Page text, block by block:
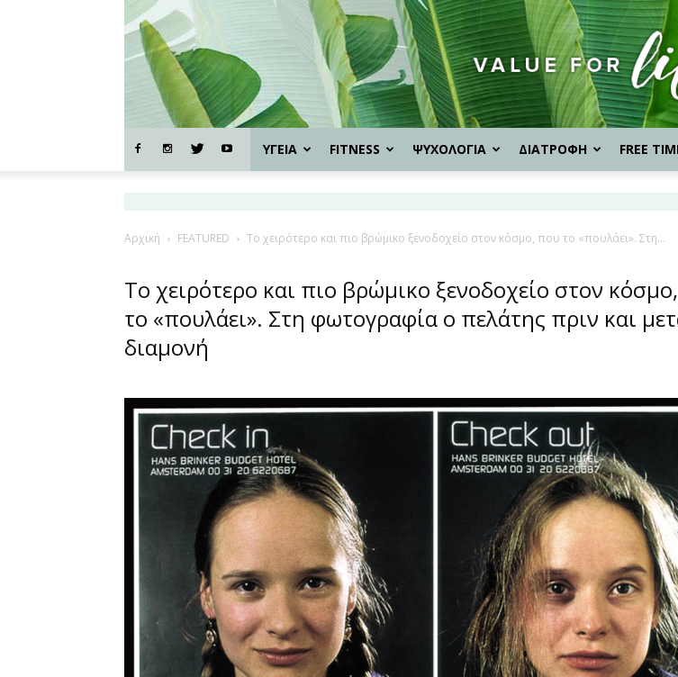
Life
ΥΓΕΙΑ FITNESS ΨΥΧΟΛΟΓΙΑ ΔΙΑΤΡΟΦΗ FREE
Αρχική FEATURED Το χειρότερο και πιο βρώμικο ξενοδοχείο στον κόσμο, που το «πουλάει». Στη...
Το χειρότερο και πιο βρώμικο ξενοδοχείο στον
το «πουλάει». Στη φωτογραφία ο πελάτης πριν και
διαμονή